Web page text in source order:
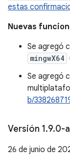
estas
Nuevas
Se agregó
mingwX64
Se agregó
b/
Versión 1.9.0-
26 de junio de